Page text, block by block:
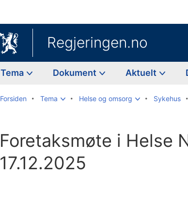
Regjeringen.no
Tema Dokument Aktuelt
Forsiden Tema Helse og omsorg Sykehus
Foretaksmøte i Helse
17.12.2025